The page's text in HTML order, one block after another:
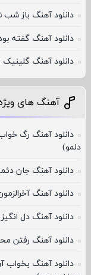
دانلود آهنگ باز
دانلود آهنگ گفته
دانلود آهنگ
آهنگ های
دانلود آهنگ رگ
دلمو)
دانلود آهنگ جان
دانلود آهنگ
دانلود آهنگ دل
دانلود آهنگ رفتن
دانلود آهنگ بخواب